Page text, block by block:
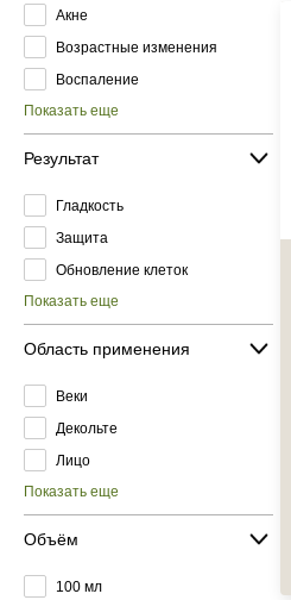
Акне
Возрастные изменения
Воспаление
Показать еще
Результат
Гладкость
Защита
Обновление клеток
Показать еще
Область применения
Веки
Декольте
Лицо
Показать еще
Объём
100 мл